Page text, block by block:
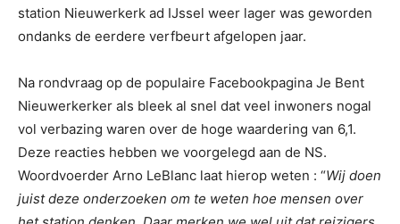
station Nieuwerkerk ad IJssel weer lager was geworden
ondanks de eerdere verfbeurt afgelopen jaar.
Na rondvraag op de populaire Facebookpagina Je Bent
Nieuwerkerker als bleek al snel dat veel inwoners nogal
vol verbazing waren over de hoge waardering van 6,1.
Deze reacties hebben we voorgelegd aan de NS.
Woordvoerder Arno LeBlanc laat hierop weten : “Wij doen
juist deze onderzoeken om te weten hoe mensen over